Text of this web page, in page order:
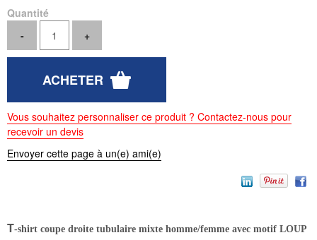
Quantité
Vous souhaitez personnaliser ce produit ? Contactez-nous pour
recevoir un devis
Envoyer cette page à un(e) ami(e)
T-shirt coupe droite tubulaire mixte homme/femme avec motif LOUP